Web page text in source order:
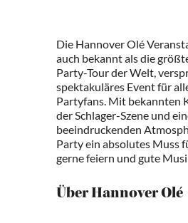
Die Hannover Olé
auch bekannt als die
Party-Tour der Welt,
spektakuläres Event für
Partyfans. Mit bekannten
der Schlager-Szene und
beeindruckenden
Party ein absolutes Muss
gerne feiern und gute
Über Hannover Olé